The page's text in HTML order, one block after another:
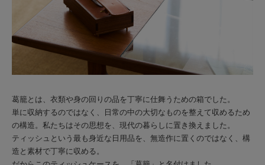
葛籠とは、衣類や身の回りの品を丁寧に仕舞うための箱でした。
単に収納するのではなく、日常の中の大切なものを整えて収めるため
の構造。私たちはその思想を、現代の暮らしに置き換えました。
ティッシュという最も身近な日用品を、無造作に置くのではなく、構
造と素材で丁寧に収める。